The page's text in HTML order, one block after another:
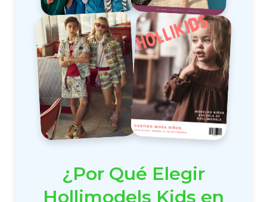
¿Por Qué Elegir
Hollimodels Kids en